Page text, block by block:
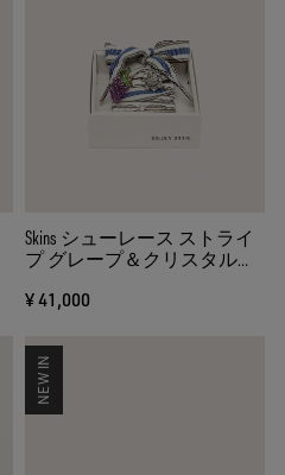
Skins シューレース ストライ
プ グレープ＆クリスタルチ
¥ 41,000
NEW IN